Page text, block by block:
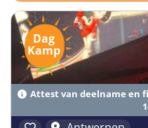
Dag
Kamp
Attest van deelname en